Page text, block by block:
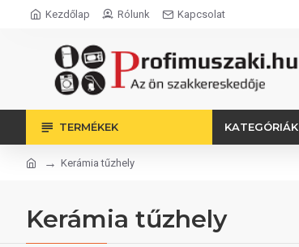
Kezdőlap Rólunk Kapcsolat
TERMÉKEK KATEGÓRIÁK
Kerámia tűzhely
Kerámia tűzhely